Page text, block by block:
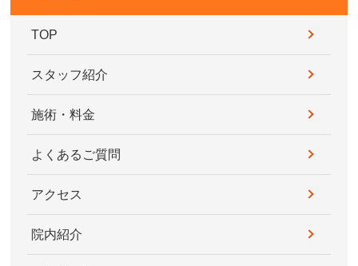
TOP
スタッフ紹介
施術・料金
よくあるご質問
アクセス
院内紹介